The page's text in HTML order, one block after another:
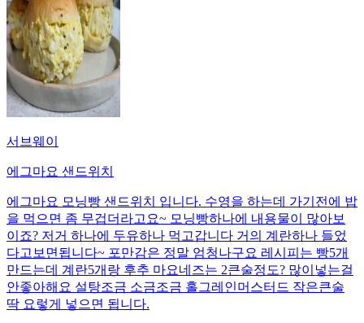
서브웨이
에그마요 샌드위치
에그마요 모닝빵 샌드위치 입니다. 수영을 하는데 가기전에 밥
을 먹으면 좀 무겁더라고요~ 모닝빵하나에 내용물이 많아보
이죠? 저거 하나에 두유하나 먹고갑니다 거의 계란하나 들었
다고보면됩니다~ 포만감은 정말 엄청나구요 레시피는 빵5개
만드는데 계란5개랑 후추 마요네즈는 2큰술정도? 많이넣는걸
안좋아해요 설탕조금 소금조금 홀그레인머스터드 작은큰술
딱 요렇게 넣으면 됩니다.